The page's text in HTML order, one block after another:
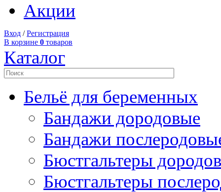
Акции
Вход /Регистрация
В корзине 0 товаров
Каталог
Бельё для беременных
Бандажи дородовые
Бандажи
Бюстгальтеры
Бюстгальтеры